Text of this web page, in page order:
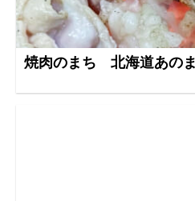
焼肉のまち 北海道あの